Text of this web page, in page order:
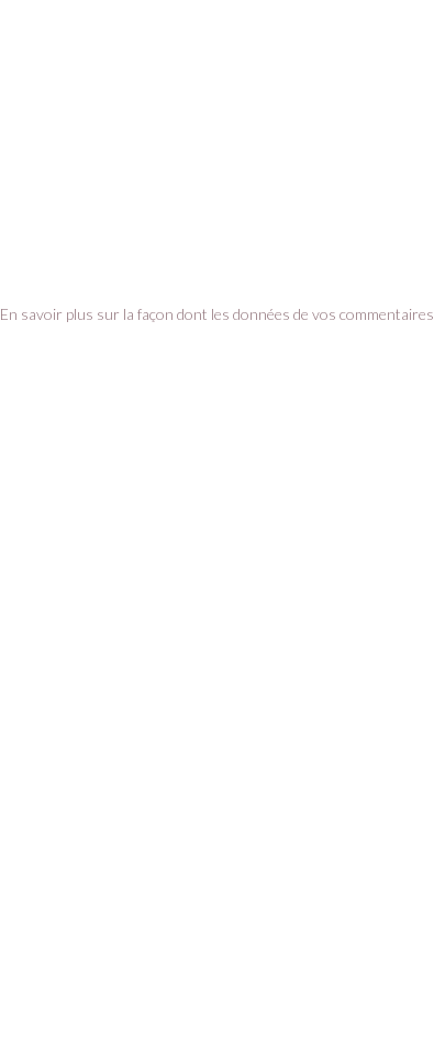
En savoir plus sur la façon dont les données de vos commentaires